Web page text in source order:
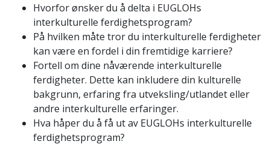
Hvorfor ønsker du å delta i EUGLOHs
interkulturelle ferdighetsprogram?
På hvilken måte tror du interkulturelle ferdigheter
kan være en fordel i din fremtidige karriere?
Fortell om dine nåværende interkulturelle
ferdigheter. Dette kan inkludere din kulturelle
bakgrunn, erfaring fra utveksling/utlandet eller
andre interkulturelle erfaringer.
Hva håper du å få ut av EUGLOHs interkulturelle
ferdighetsprogram?